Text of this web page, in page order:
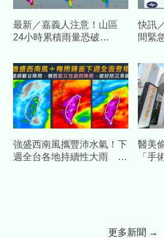
最新／嘉義人注意！山區
24小時累積雨量恐破
鄉」明停班課
快訊
間緊
強盛西南風攜豐沛水氣！下
週全台各地持續性大雨 南
醫美
「手
更多新聞 →